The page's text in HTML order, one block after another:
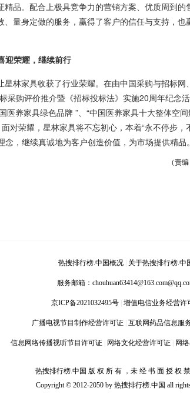
品。配合上极具竞争力的营销方案、优质周到的
量身定做的服务，赢得了客户的信任与支持，也
荣耀，继续前行
林家具收获了行业荣耀。在由中国采购与招标网
购评价推介暨《招标投标法》实施20周年纪念活
医养家具绿色品牌 ”、“中国医养家具十大整体空
对荣耀，星林家具将不忘初心，本着“永不停步，
，继续真诚地为客户创造价值，为市场提供精品。
（责
热搜排行榜.中国概况 关于热搜排行榜.中
服务邮箱：
京ICP备2021032495号 增值电信业务经营许
广播电视节目制作经营许可证 互联网药品信息服
信息网络传播视听节目许可证 网络文化经营许可证 网
热搜排行榜.中国 版 权 所 有 ，未 经 书 面 授 权
Copyright © 2012-2050 by 热搜排行榜.中国 all